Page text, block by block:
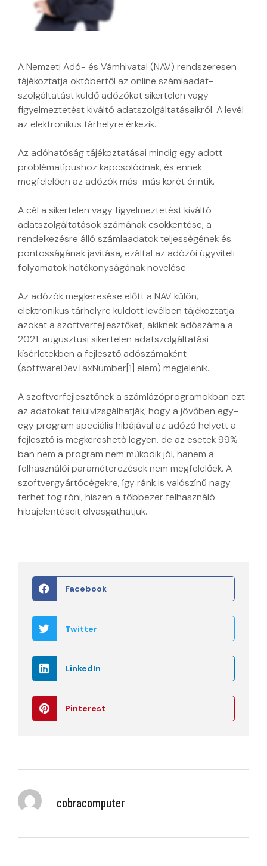
A Nemzeti Adó- és Vámhivatal (NAV) rendszeresen
tájékoztatja októbertől az online számlaadat-
szolgáltatást küldő adózókat sikertelen vagy
figyelmeztetést kiváltó adatszolgáltatásaikról. A levél
az elektronikus tárhelyre érkezik.
Az adóhatóság tájékoztatásai mindig egy adott
problématípushoz kapcsolódnak, és ennek
megfelelően az adózók más-más körét érintik.
A cél a sikertelen vagy figyelmeztetést kiváltó
adatszolgáltatások számának csökkentése, a
rendelkezésre álló számlaadatok teljességének és
pontosságának javítása, ezáltal az adózói ügyviteli
folyamatok hatékonyságának növelése.
Az adózók megkeresése előtt a NAV külön,
elektronikus tárhelyre küldött levélben tájékoztatja
azokat a szoftverfejlesztőket, akiknek adószáma a
2021. augusztusi sikertelen adatszolgáltatási
kísérletekben a fejlesztő adószámaként
(softwareDevTaxNumber[1] elem) megjelenik.
A szoftverfejlesztőnek a számlázóprogramokban ezt
az adatokat felülvizsgálhatják, hogy a jövőben egy-
egy program speciális hibájával az adózó helyett a
fejlesztő is megkereshető legyen, de az esetek 99%-
ban nem a program nem működik jól, hanem a
felhasználói paraméterezések nem megfelelőek. A
szoftvergyártócégekre, így ránk is valószínű nagy
terhet fog róni, hiszen a többezer felhasználó
hibajelentéseit olvasgathatjuk.
Facebook
Twitter
LinkedIn
Pinterest
cobracomputer